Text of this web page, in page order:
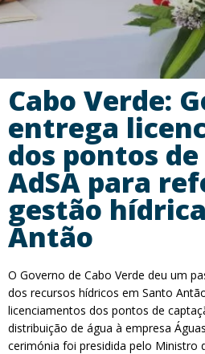
Cabo Verde:
entrega
dos pontos
AdSA para
gestão
Antão
O Governo de Cabo Verde deu um
dos recursos hídricos em Santo
licenciamentos dos pontos de
distribuição de água à empresa
cerimónia foi presidida pelo Ministro